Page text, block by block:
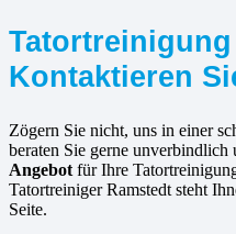
Kontaktieren
Zögern Sie nicht, uns in einer
beraten Sie gerne unverbindlich
Angebot für Ihre
Tatortreiniger Ramstedt steht
Seite.